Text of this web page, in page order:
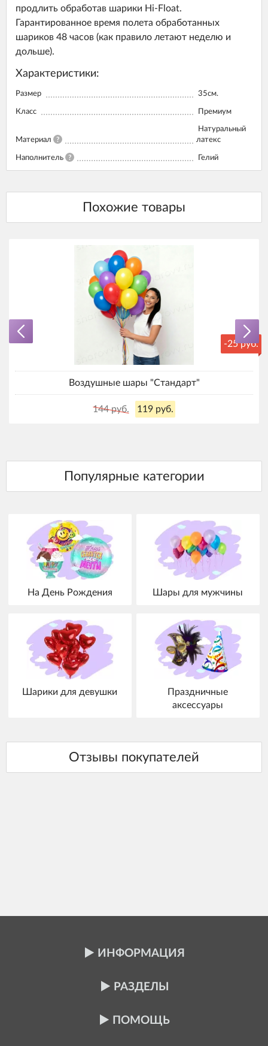
продлить обработав шарики Hi-Float.
Гарантированное время полета обработанных
шариков 48 часов (как правило летают неделю и
дольше).
Характеристики:
Размер 35см.
Класс Премиум
Материал ?
Натуральный
латекс
Наполнитель ? Гелий
-25 руб.
Воздушные шары "Стандарт"
144 руб. 119 руб.
На День Рождения Шары для мужчины
Шарики для девушки
Праздничные
аксессуары
ИНФОРМАЦИЯ
РАЗДЕЛЫ
ПОМОЩЬ